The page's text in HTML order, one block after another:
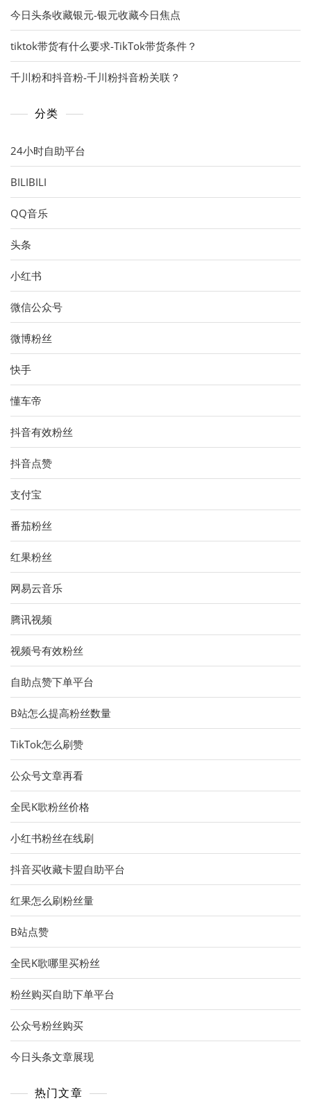
今日头条收藏银元-银元收藏今日焦点
tiktok带货有什么要求-TikTok带货条件？
千川粉和抖音粉-千川粉抖音粉关联？
分类
24小时自助平台
BILIBILI
QQ音乐
头条
小红书
微信公众号
微博粉丝
快手
懂车帝
抖音有效粉丝
抖音点赞
支付宝
番茄粉丝
红果粉丝
网易云音乐
腾讯视频
视频号有效粉丝
自助点赞下单平台
B站怎么提高粉丝数量
TikTok怎么刷赞
公众号文章再看
全民K歌粉丝价格
小红书粉丝在线刷
抖音买收藏卡盟自助平台
红果怎么刷粉丝量
B站点赞
全民K歌哪里买粉丝
粉丝购买自助下单平台
公众号粉丝购买
今日头条文章展现
热门文章